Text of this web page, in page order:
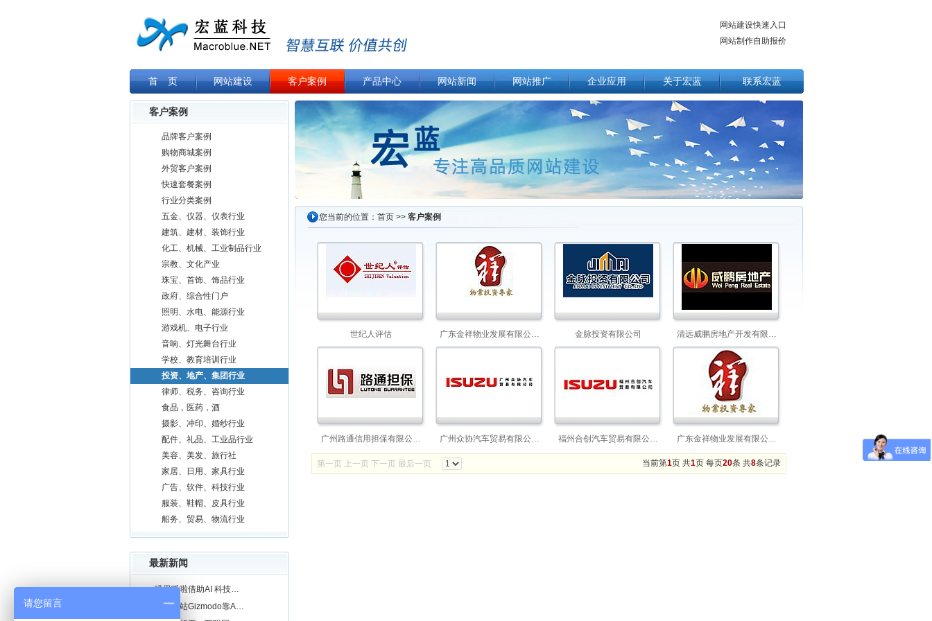
网站建设快速入口
网站制作自助报价
首 页 网站建设 客户案例 产品中心 网站新闻 网站推广 企业应用 关于宏蓝 联系宏蓝
客户案例
品牌客户案例
购物商城案例
外贸客户案例
快速套餐案例
行业分类案例
五金、仪器、仪表行业
建筑、建材、装饰行业
化工、机械、工业制品行业
宗教、文化产业
珠宝、首饰、饰品行业
政府、综合性门户
照明、水电、能源行业
游戏机、电子行业
音响、灯光舞台行业
学校、教育培训行业
投资、地产、集团行业
律师、税务、咨询行业
食品，医药，酒
摄影、冲印、婚纱行业
配件、礼品、工业品行业
美容、美发、旅行社
家居、日用、家具行业
广告、软件、科技行业
服装、鞋帽、皮具行业
船务、贸易、物流行业
最新新闻
叽里呱啦借助AI 科技…
科技网站Gizmodo靠A…
您当前的位置： 首页 >> 客户案例
世纪人评估 广东金祥物业发展有限公… 金脉投资有限公司 清远威鹏房地产开发有限…
广州路通信用担保有限公… 广州众协汽车贸易有限公… 福州合创汽车贸易有限公… 广东金祥物业发展有限公…
第一页 上一页 下一页 最后一页 当前第1页 共1页 每页20条 共8条记录
请您留言